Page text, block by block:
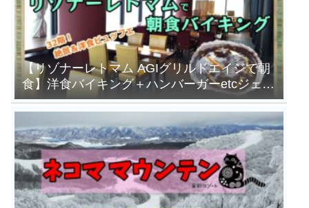
【リゾナーレトマム AGIグリルドエイジで朝
食】洋食バイキング＋ハンバーガーetcジェラ
ートも食べ放題！